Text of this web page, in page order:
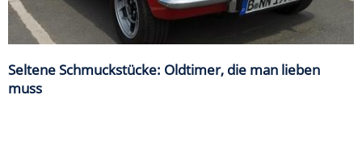
Seltene Schmuckstücke: Oldtimer, die man lieben
muss